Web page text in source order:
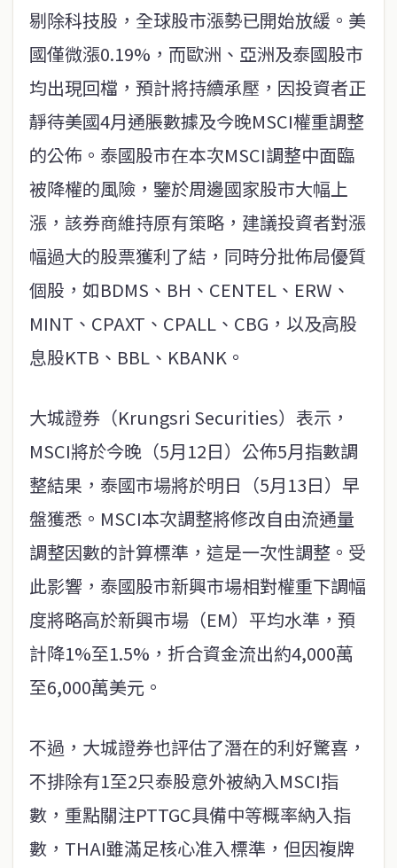
剔除科技股，全球股市漲勢已開始放緩。美
國僅微漲0.19%，而歐洲、亞洲及泰國股市
均出現回檔，預計將持續承壓，因投資者正
靜待美國4月通脹數據及今晚MSCI權重調整
的公佈。泰國股市在本次MSCI調整中面臨
被降權的風險，鑒於周邊國家股市大幅上
漲，該券商維持原有策略，建議投資者對漲
幅過大的股票獲利了結，同時分批佈局優質
個股，如BDMS、BH、CENTEL、ERW、
MINT、CPAXT、CPALL、CBG，以及高股
息股KTB、BBL、KBANK。
大城證券（Krungsri Securities）表示，
MSCI將於今晚（5月12日）公佈5月指數調
整結果，泰國市場將於明日（5月13日）早
盤獲悉。MSCI本次調整將修改自由流通量
調整因數的計算標準，這是一次性調整。受
此影響，泰國股市新興市場相對權重下調幅
度將略高於新興市場（EM）平均水準，預
計降1%至1.5%，折合資金流出約4,000萬
至6,000萬美元。
不過，大城證券也評估了潛在的利好驚喜，
不排除有1至2只泰股意外被納入MSCI指
數，重點關注PTTGC具備中等概率納入指
數，THAI雖滿足核心准入標準，但因複牌